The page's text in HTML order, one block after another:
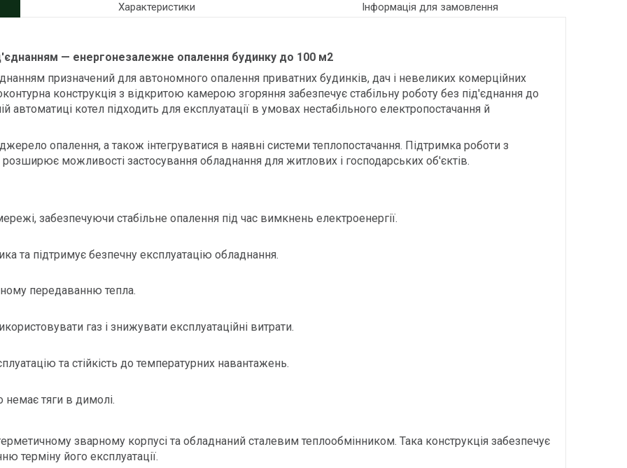
Характеристики Інформація для замовлення
— енергонезалежне опалення будинку до 100 м2
призначений для автономного опалення приватних будинків, дач і невеликих комерційних
конструкція з відкритою камерою згоряння забезпечує стабільну роботу без під'єднання до
котел підходить для експлуатації в умовах нестабільного електропостачання й
опалення, а також інтегруватися в наявні системи теплопостачання. Підтримка роботи з
можливості застосування обладнання для житлових і господарських об'єктів.
забезпечуючи стабільне опалення під час вимкнень електроенергії.
та підтримує безпечну експлуатацію обладнання.
передаванню тепла.
газ і знижувати експлуатаційні витрати.
та стійкість до температурних навантажень.
тяги в димолі.
зварному корпусі та обладнаний сталевим теплообмінником. Така конструкція забезпечує
терміну його експлуатації.